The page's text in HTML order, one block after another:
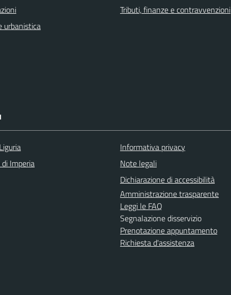
urbanistica
Tributi, finanze e contravvenzioni
Imperia
Informativa privacy
Note legali
Dichiarazione di accessibilità
Amministrazione trasparente
Leggi le FAQ
Segnalazione disservizio
Prenotazione appuntamento
Richiesta d'assistenza